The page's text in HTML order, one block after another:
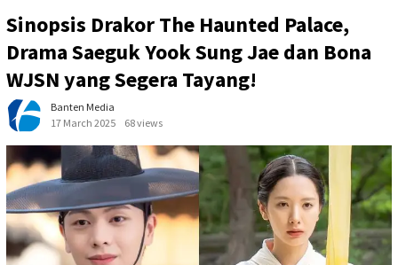
Sinopsis Drakor The Haunted Palace,
Drama Saeguk Yook Sung Jae dan Bona
WJSN yang Segera Tayang!
Banten Media
17 March 2025
68 views